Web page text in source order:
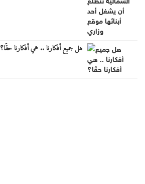
هل جميع أفكارنا .. هي أفكارنا حقًا؟